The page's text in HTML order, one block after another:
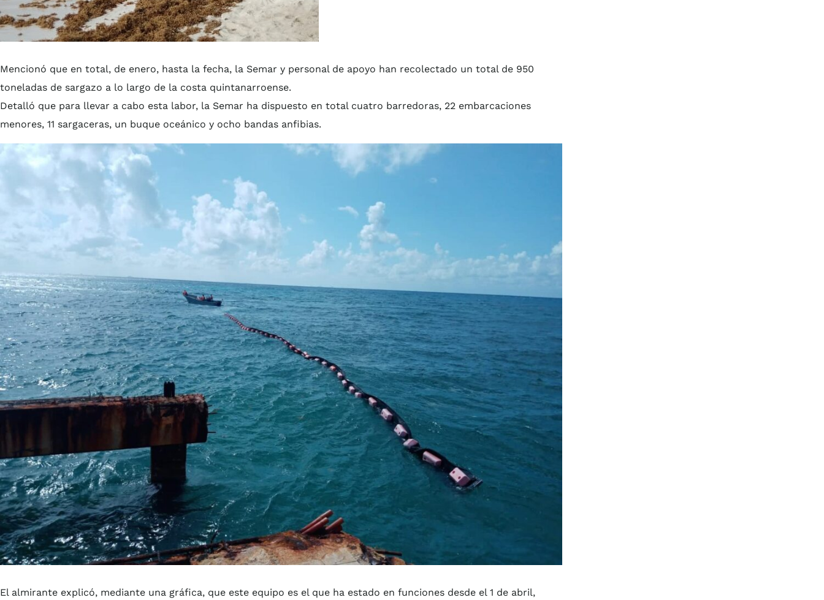
Mencionó que en total, de enero, hasta la fecha, la Semar y personal de apoyo han recolectado un total de 950
toneladas de sargazo a lo largo de la costa quintanarroense.
Detalló que para llevar a cabo esta labor, la Semar ha dispuesto en total cuatro barredoras, 22 embarcaciones
menores, 11 sargaceras, un buque oceánico y ocho bandas anfibias.
El almirante explicó, mediante una gráfica, que este equipo es el que ha estado en funciones desde el 1 de abril,